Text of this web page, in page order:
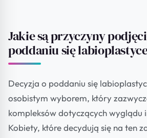
Jakie są przyczyny
poddaniu się
Decyzja o poddaniu się
osobistym wyborem, który
kompleksów dotyczących wyglądu
Kobiety, które decydują się na ten